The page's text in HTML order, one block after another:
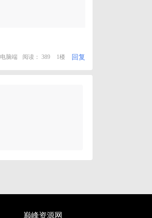
电脑端 阅读： 389 1楼 回复
巅峰资源网